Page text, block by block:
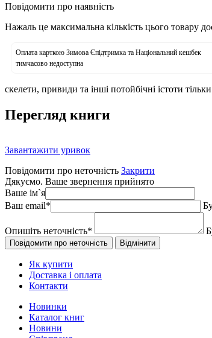
Повідомити про наявність
Нажаль це максимальна кількість цього товару
Оплата карткою Зимова Єпідтримка та Національний кешбек
тимчасово недоступна
скелети, привиди та інші потойбічні істоти
Перегляд книги
Завантажити уривок
Повідомити про неточність Закрити
Дякуємо. Ваше звернення прийнято
Ваше ім`я
Ваш email*
Опишіть неточність*
Як купити
Доставка і оплата
Контакти
Новинки
Каталог книг
Новини